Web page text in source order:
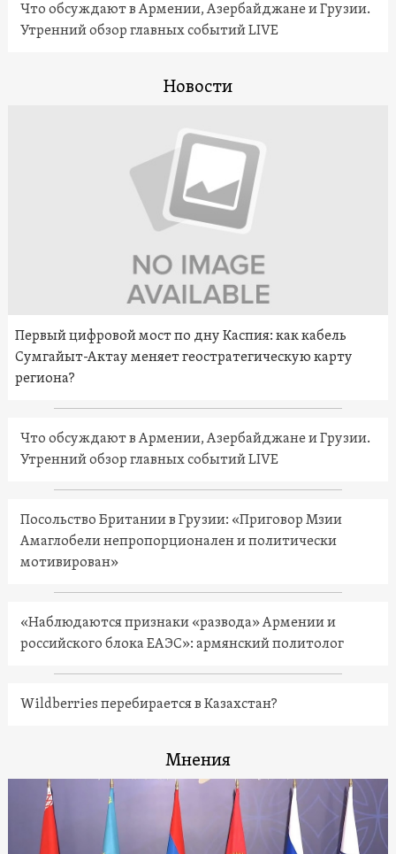
Что обсуждают в Армении, Азербайджане и Грузии.
Утренний обзор главных событий LIVE
Новости
Первый цифровой мост по дну Каспия: как кабель
Сумгайыт-Актау меняет геостратегическую карту
региона?
Что обсуждают в Армении, Азербайджане и Грузии.
Утренний обзор главных событий LIVE
Посольство Британии в Грузии: «Приговор Мзии
Амаглобели непропорционален и политически
мотивирован»
«Наблюдаются признаки «развода» Армении и
российского блока ЕАЭС»: армянский политолог
Wildberries перебирается в Казахстан?
Мнения